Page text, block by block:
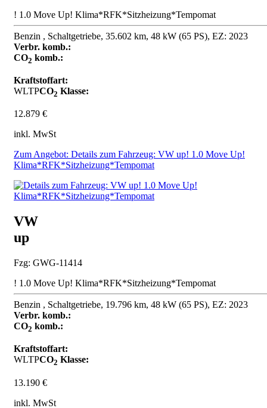
! 1.0 Move Up! Klima*RFK*Sitzheizung*Tempomat
Benzin , Schaltgetriebe, 35.602 km, 48 kW (65 PS), EZ: 2023
Verbr. komb.:
CO2 komb.:
Kraftstoffart:
WLTPCO2 Klasse:
12.879 €
inkl. MwSt
Zum Angebot: Details zum Fahrzeug: VW up! 1.0 Move Up!
Klima*RFK*Sitzheizung*Tempomat
VW
up
Fzg: GWG-11414
! 1.0 Move Up! Klima*RFK*Sitzheizung*Tempomat
Benzin , Schaltgetriebe, 19.796 km, 48 kW (65 PS), EZ: 2023
Verbr. komb.:
CO2 komb.:
Kraftstoffart:
WLTPCO2 Klasse:
13.190 €
inkl. MwSt